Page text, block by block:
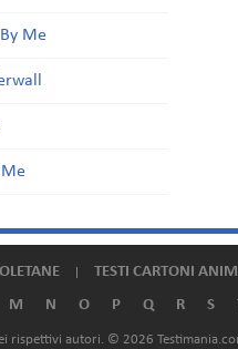
Me
TESTI CARTONI
M N O P Q R S
rispettivi autori. © 2026